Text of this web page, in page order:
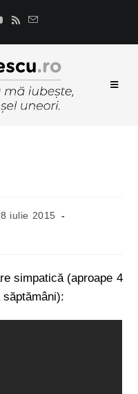
iulie 2015
simpatică (aproape 4